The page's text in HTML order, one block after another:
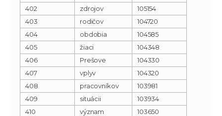
402
zdrojov
105154
403
rodičov
104720
404
obdobia
104585
405
žiaci
104348
406
Prešove
104330
407
vplyv
104320
408
pracovníkov
103981
409
situácii
103934
410
význam
103650